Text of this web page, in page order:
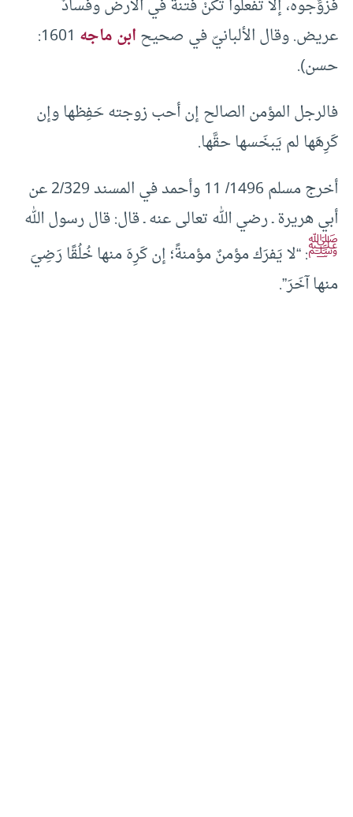
فزوِّجوه، إلّا تفعلوا تكُنْ فتنةٌ في الأرض وفسادٌ
عريض. وقال الألبانيّ في صحيحابن ماجه
1601:
حسن).
فالرجل المؤمن الصالح إن أحب زوجته حَفِظها وإن
كَرِهَها لم يَبخَسها حقَّها.
أخرج مسلم 1496/ 11 وأحمد في المسند 2/329 عن
أبي هريرة ـ رضي الله تعالى عنه ـ قال: قال رسول الله
ﷺ: “لا يَفرَك مؤمنٌ مؤمنةً؛ إن كَرِهَ منها خُلُقًا رَضِيَ
منها آخَرَ”.